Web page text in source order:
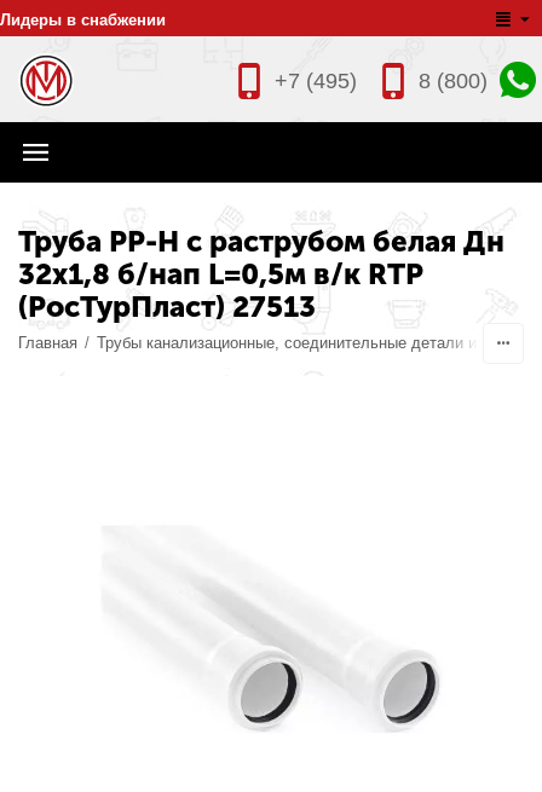
Лидеры в снабжении
8 (800)
+7 (495)
Труба PP-H с раструбом белая Дн
32х1,8 б/нап L=0,5м в/к RTP
(РосТурПласт) 27513
Главная / Трубы канализационные, соединительные детали и изделия